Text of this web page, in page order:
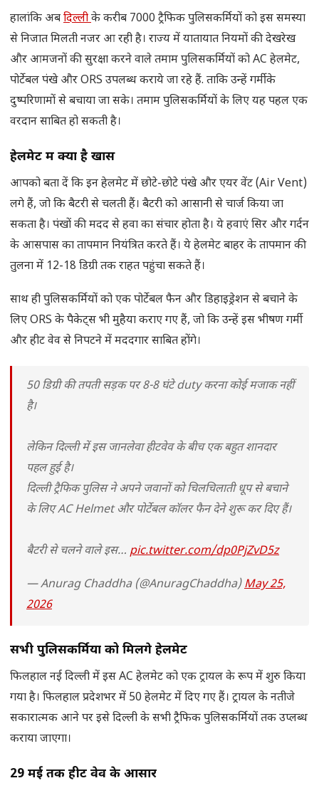
हालांकि अबदिल्लीके करीब 7000 ट्रैफिक पुलिसकर्मियों को इस समस्या
से निजात मिलती नजर आ रही है। राज्य में यातायात नियमों की देखरेख
और आमजनों की सुरक्षा करने वाले तमाम पुलिसकर्मियों को AC हेलमेट,
पोर्टेबल पंखे और ORS उपलब्ध कराये जा रहे हैं. ताकि उन्हें गर्मी के
दुष्परिणामों से बचाया जा सके। तमाम पुलिसकर्मियों के लिए यह पहल एक
वरदान साबित हो सकती है।
हेलमेट में क्या है खास
आपको बता दें कि इन हेलमेट में छोटे-छोटे पंखे और एयर वेंट (Air Vent)
लगे हैं, जो कि बैटरी से चलती हैं। बैटरी को आसानी से चार्ज किया जा
सकता है। पंखों की मदद से हवा का संचार होता है। ये हवाएं सिर और गर्दन
के आसपास का तापमान नियंत्रित करते हैं। ये हेलमेट बाहर के तापमान की
तुलना में 12-18 डिग्री तक राहत पहुंचा सकते हैं।
साथ ही पुलिसकर्मियों को एक पोर्टेबल फैन और डिहाइड्रेशन से बचाने के
लिए ORS के पैकेट्स भी मुहैया कराए गए हैं, जो कि उन्हें इस भीषण गर्मी
और हीट वेव से निपटने में मददगार साबित होंगे।
50 डिग्री की तपती सड़क पर 8-8 घंटे duty करना कोई मजाक नहीं
है।
लेकिन दिल्ली में इस जानलेवा हीटवेव के बीच एक बहुत शानदार
पहल हुई है।
दिल्ली ट्रैफिक पुलिस ने अपने जवानों को चिलचिलाती धूप से बचाने
के लिए AC Helmet और पोर्टेबल कॉलर फैन देने शुरू कर दिए हैं।
बैटरी से चलने वाले इस… pic.twitter.com/dp0PjZvD5z
— Anurag Chaddha (@AnuragChaddha)May 25,
2026
सभी पुलिसकर्मियों को मिलेंगे हेलमेट
फिलहाल नई दिल्ली में इस AC हेलमेट को एक ट्रायल के रूप में शुरु किया
गया है। फिलहाल प्रदेशभर में 50 हेलमेट में दिए गए हैं। ट्रायल के नतीजे
सकारात्मक आने पर इसे दिल्ली के सभी ट्रैफिक पुलिसकर्मियों तक उप्लब्ध
कराया जाएगा।
29 मई तक हीट वेव के आसार